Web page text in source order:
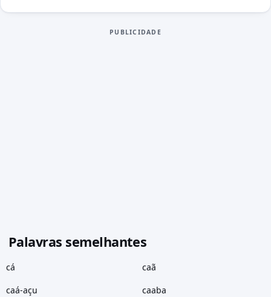
PUBLICIDADE
Palavras semelhantes
cá caã
caá-açu caaba